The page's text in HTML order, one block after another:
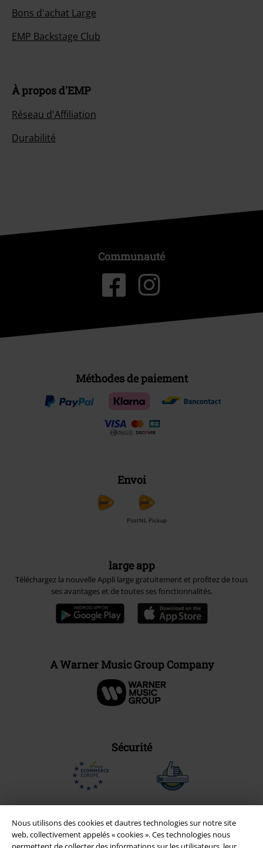
Nous utilisons des cookies et dautres technologies sur notre site
web, collectivement appelés « cookies ». Ces technologies nous
Bons d'achat Large
EMP Backstage Club
À propos d'EMP
Réseau d'Affiliation
Durabilité
Communauté
Méthodes de paiement
Envoi
PostNL Pickup
large app
Téléchargez la nouvelle Appli large gratuitement et profitez de tous
ses avantages et de toutes ses fonctionnalités.
A Warner Music Group Company
Sécurité